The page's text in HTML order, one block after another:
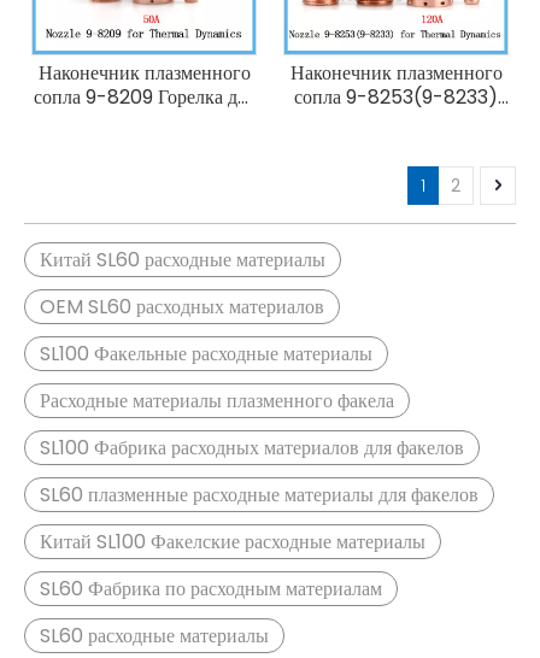
Наконечник плазменного
сопла 9-8209 Горелка для
Наконечник плазменного
сопла 9-8253(9-8233)
Dynamics 120А
SL60/SL100
1 2
Китай SL60 расходные материалы
OEM SL60 расходных материалов
SL100 Факельные расходные материалы
Расходные материалы плазменного факела
SL100 Фабрика расходных материалов для факелов
SL60 плазменные расходные материалы для факелов
Китай SL100 Факелские расходные материалы
SL60 Фабрика по расходным материалам
SL60 расходные материалы